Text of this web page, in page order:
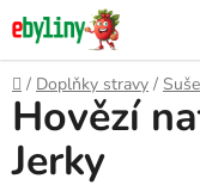
Přejít
na
obsah
Domů
/ Doplňky stravy /
Hovězí
Jerky